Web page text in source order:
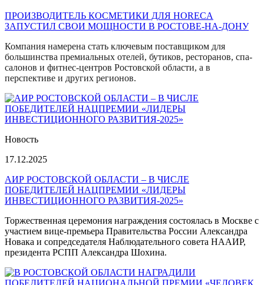
ПРОИЗВОДИТЕЛЬ КОСМЕТИКИ ДЛЯ HORECA
ЗАПУСТИЛ СВОИ МОЩНОСТИ В РОСТОВЕ-НА-ДОНУ
Компания намерена стать ключевым поставщиком для
большинства премиальных отелей, бутиков, ресторанов, спа-
салонов и фитнес-центров Ростовской области, а в
перспективе и других регионов.
Новость
17.12.2025
АИР РОСТОВСКОЙ ОБЛАСТИ – В ЧИСЛЕ
ПОБЕДИТЕЛЕЙ НАЦПРЕМИИ «ЛИДЕРЫ
ИНВЕСТИЦИОННОГО РАЗВИТИЯ-2025»
Торжественная церемония награждения состоялась в Москве с
участием вице-премьера Правительства России Александра
Новака и сопредседателя Наблюдательного совета НААИР,
президента РСПП Александра Шохина.